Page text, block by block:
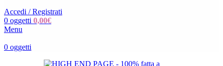
Accedi / Registrati
0 oggetti 0,00€
Menu
0 oggetti